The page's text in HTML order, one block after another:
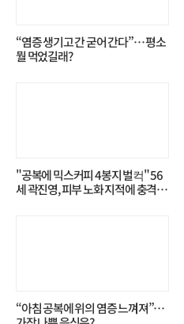
“염증 생기고 간 굳어 간다”… 평소
뭘 먹었길래?
"공복에 믹스커피 4봉지 벌컥" 56
세 곽진영, 피부 노화 지적에 충격…
“아침 공복에 위의 염증 느껴져”…